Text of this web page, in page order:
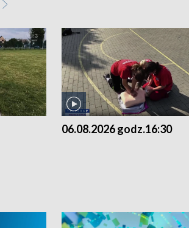
06.08.2026 godz.16:30